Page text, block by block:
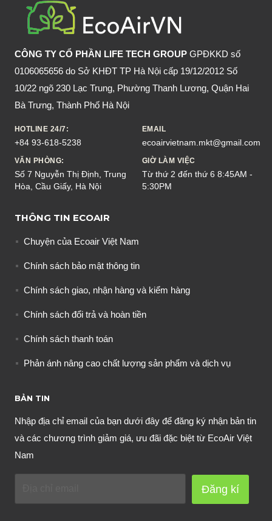
RA
KHỎI
NHÀ
VĨNH
VIỄN
CÔNG TY CỔ PHẦN LIFE TECH GROUP GPĐKKD số
0106065656 do Sở KHĐT TP Hà Nội cấp 19/12/2012 Số
10/22 ngõ 230 Lạc Trung, Phường Thanh Lương, Quận Hai
Bà Trưng, Thành Phố Hà Nội
HOTLINE 24/7:
+84 93-618-5238
EMAIL
ecoairvietnam.mkt@gmail.com
VĂN PHÒNG:
Số 7 Nguyễn Thị Định, Trung
Hòa, Cầu Giấy, Hà Nội
GIỜ LÀM VIỆC
Từ thứ 2 đến thứ 6 8:45AM -
5:30PM
THÔNG TIN ECOAIR
Chuyện của Ecoair Việt Nam
Chính sách bảo mật thông tin
Chính sách giao, nhận hàng và kiểm hàng
Chính sách đổi trả và hoàn tiền
Chính sách thanh toán
Phản ánh nâng cao chất lượng sản phẩm và dịch vụ
BẢN TIN
Nhập địa chỉ email của bạn dưới đây để đăng ký nhận bản tin
và các chương trình giảm giá, ưu đãi đặc biệt từ EcoAir Việt
Nam
Đăng kí